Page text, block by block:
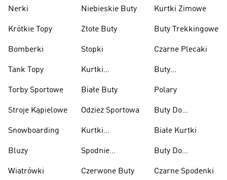
Nerki
Krótkie Topy
Bomberki
Tank Topy
Torby Sportowe
Stroje Kąpielowe
Snowboarding
Bluzy
Wiatrówki
Niebieskie Buty
Złote Buty
Stopki
Kurtki
Białe Buty
Odzież Sportowa
Kurtki
Spodnie
Czerwone Buty
Kurtki Zimowe
Buty Trekkingowe
Czarne Plecaki
Buty
Polary
Buty Do
Ciężarów
Białe Kurtki
Buty Do
Czarne Spodenki